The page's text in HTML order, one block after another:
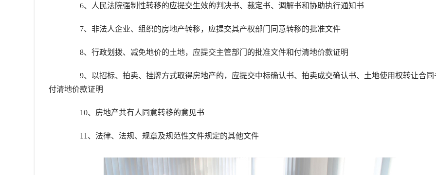
6、人民法院强制性转移的应提交生效的判决书、裁定书、调解书和协助执行通知书
7、非法人企业、组织的房地产转移，应提交其产权部门同意转移的批准文件
8、行政划拨、减免地价的土地，应提交主管部门的批准文件和付清地价款证明
9、以招标、拍卖、挂牌方式取得房地产的，应提交中标确认书、拍卖成交确认书、土地使用权转让合同
付清地价款证明
10、房地产共有人同意转移的意见书
11、法律、法规、规章及规范性文件规定的其他文件